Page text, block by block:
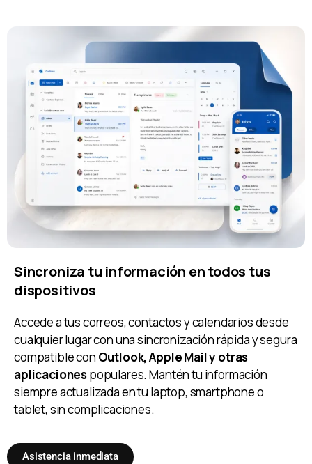
Sincroniza tu información en todos tus
dispositivos
Accede a tus correos, contactos y calendarios desde
cualquier lugar con una sincronización rápida y segura
compatible con Outlook, Apple Mail y otras
aplicacionespopulares. Mantén tu información
siempre actualizada en tu laptop, smartphone o
tablet, sin complicaciones.
Asistencia inmediata